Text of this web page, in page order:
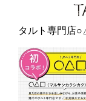
タルト専門店